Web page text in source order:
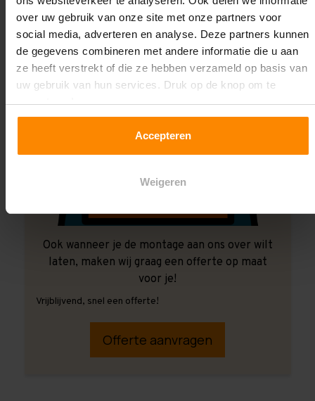
over uw gebruik van onze site met onze partners voor
social media, adverteren en analyse. Deze partners kunnen
de gegevens combineren met andere informatie die u aan
ze heeft verstrekt of die ze hebben verzameld op basis van
uw gebruik van hun services. Druk op de knop om te
accepteren!
Accepteren
Weigeren
Ook wanneer je de montage aan ons over wilt
laten, maken wij graag een offerte op maat
voor je!
Vrijblijvend, snel een offerte!
Offerte aanvragen